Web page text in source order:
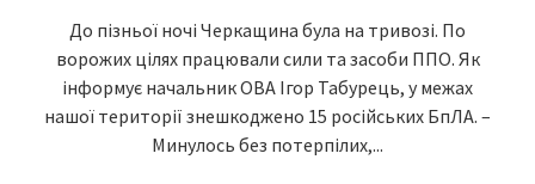
До пізньої ночі Черкащина була на тривозі. По
ворожих цілях працювали сили та засоби ППО. Як
інформує начальник ОВА Ігор Табурець, у межах
нашої території знешкоджено 15 російських БпЛА. –
Минулось без потерпілих,...